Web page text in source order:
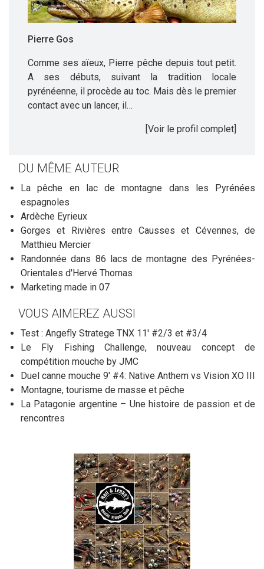
Pierre Gos
Comme ses aïeux, Pierre pêche depuis tout petit.
A ses débuts, suivant la tradition locale
pyrénéenne, il procède au toc. Mais dès le premier
contact avec un lancer, il…
[Voir le profil complet]
DU MÊME AUTEUR
La pêche en lac de montagne dans les Pyrénées
espagnoles
Ardèche Eyrieux
Gorges et Rivières entre Causses et Cévennes, de
Matthieu Mercier
Randonnée dans 86 lacs de montagne des Pyrénées-
Orientales d'Hervé Thomas
Marketing made in 07
VOUS AIMEREZ AUSSI
Test : Angefly Stratege TNX 11' #2/3 et #3/4
Le Fly Fishing Challenge, nouveau concept de
compétition mouche by JMC
Duel canne mouche 9' #4: Native Anthem vs Vision XO III
Montagne, tourisme de masse et pêche
La Patagonie argentine – Une histoire de passion et de
rencontres